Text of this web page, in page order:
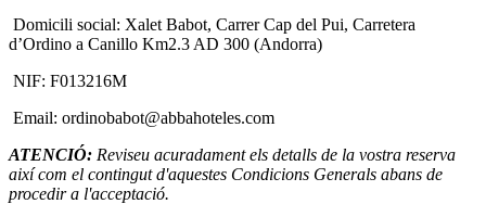
Domicili social: Xalet Babot, Carrer Cap del Pui, Carretera
d’Ordino a Canillo Km2.3 AD 300 (Andorra)
NIF: F013216M
Email: ordinobabot@abbahoteles.com
ATENCIÓ: Reviseu acuradament els detalls de la vostra reserva
així com el contingut d'aquestes Condicions Generals abans de
procedir a l'acceptació.